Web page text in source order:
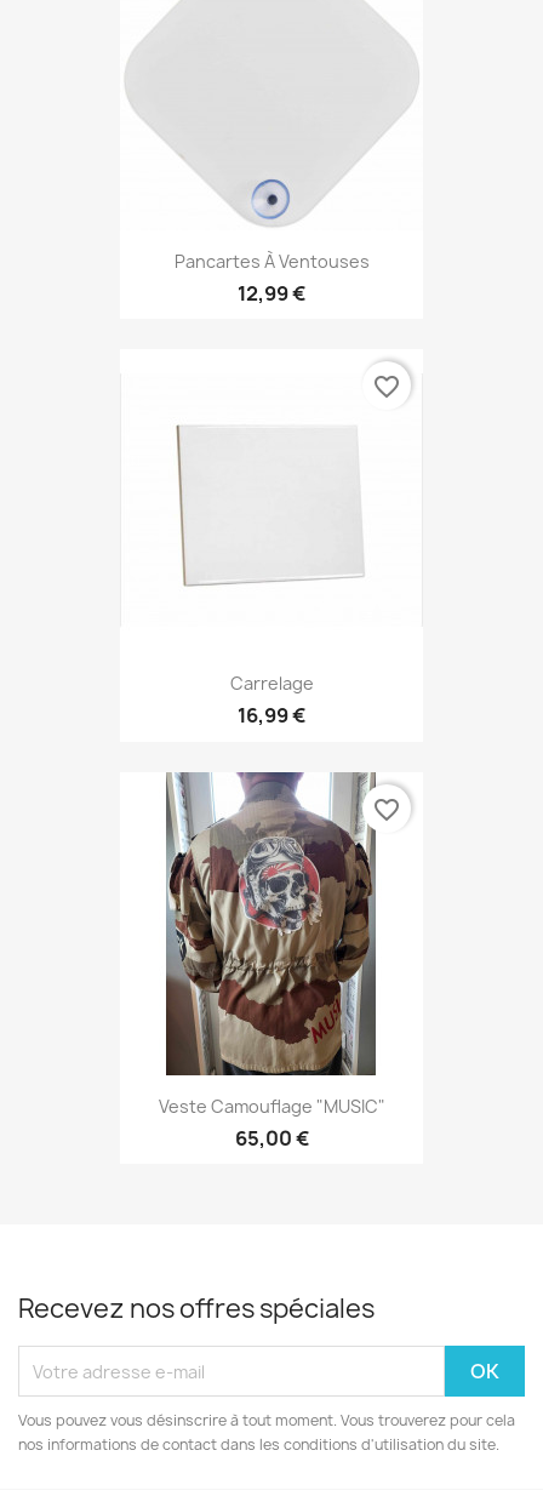
Pancartes À Ventouses
12,99 €
Carrelage
16,99 €
favorite_border
Veste Camouflage "MUSIC"
65,00 €
favorite_border
Recevez nos offres spéciales
Vous pouvez vous désinscrire à tout moment. Vous trouverez pour cela
nos informations de contact dans les conditions d'utilisation du site.